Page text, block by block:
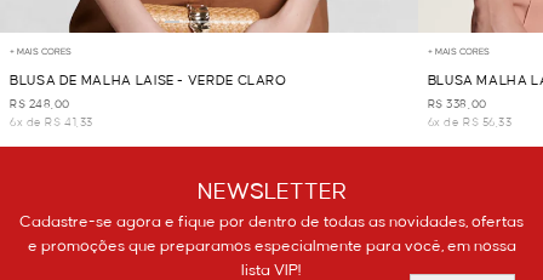
+ MAIS CORES
BLUSA DE MALHA LAISE - VERDE CLARO
R$ 248,00
6x de R$ 41,33
+ MAIS CORES
BLUSA MALHA
R$ 338,00
6x de R$ 56,33
NEWSLETTER
Cadastre-se agora e fique por dentro de todas as novidades, ofertas
e promoções que preparamos especialmente para você, em nossa
lista VIP!